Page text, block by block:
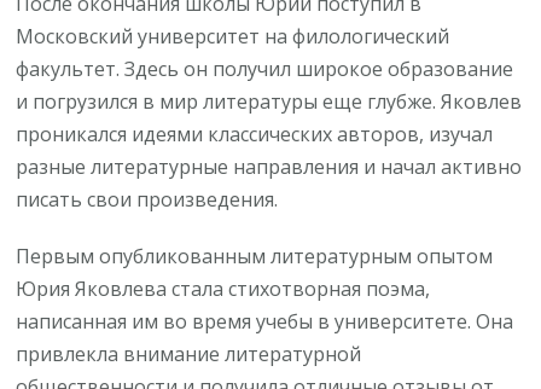
Московский университет на филологический
факультет. Здесь он получил широкое образование
и погрузился в мир литературы еще глубже. Яковлев
проникался идеями классических авторов, изучал
разные литературные направления и начал активно
писать свои произведения.
Первым опубликованным литературным опытом
Юрия Яковлева стала стихотворная поэма,
написанная им во время учебы в университете. Она
привлекла внимание литературной